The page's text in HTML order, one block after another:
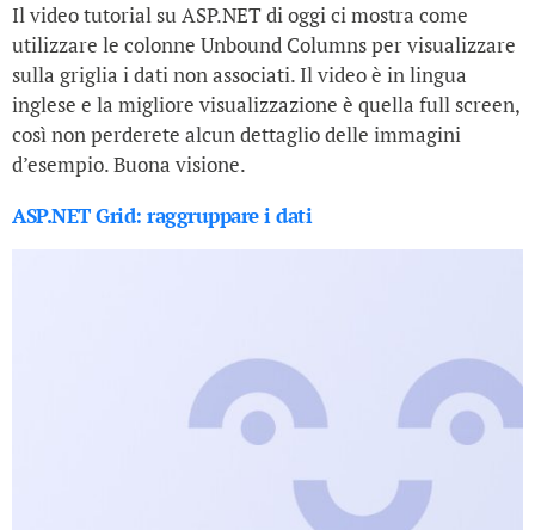
Il video tutorial su ASP.NET di oggi ci mostra come
utilizzare le colonne Unbound Columns per visualizzare
sulla griglia i dati non associati. Il video è in lingua
inglese e la migliore visualizzazione è quella full screen,
così non perderete alcun dettaglio delle immagini
d’esempio. Buona visione.
ASP.NET Grid: raggruppare i dati